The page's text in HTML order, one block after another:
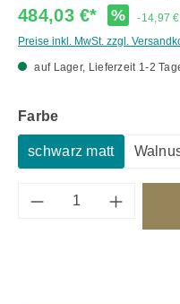
484,03 €* % -14,97 €
Preise inkl. MwSt. zzgl.
auf Lager, Lieferzeit 1-2
Farbeauswählen
schwarz matt
Produkt Anzahl: